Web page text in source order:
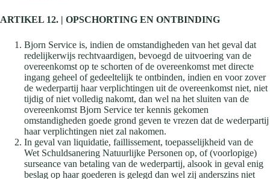
ARTIKEL 12. | OPSCHORTING EN ONTBINDING
Bjorn Service is, indien de omstandigheden van het geval dat
redelijkerwijs rechtvaardigen, bevoegd de uitvoering van de
overeenkomst op te schorten of de overeenkomst met directe
ingang geheel of gedeeltelijk te ontbinden, indien en voor zover
de wederpartij haar verplichtingen uit de overeenkomst niet, niet
tijdig of niet volledig nakomt, dan wel na het sluiten van de
overeenkomst Bjorn Service ter kennis gekomen
omstandigheden goede grond geven te vrezen dat de wederpartij
haar verplichtingen niet zal nakomen.
In geval van liquidatie, faillissement, toepasselijkheid van de
Wet Schuldsanering Natuurlijke Personen op, of (voorlopige)
surseance van betaling van de wederpartij, alsook in geval enig
beslag op haar goederen is gelegd dan wel zij anderszins niet